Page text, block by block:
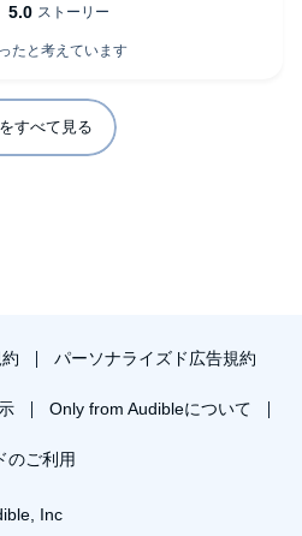
すべて見る
パーソナライズド広告規約
Only from Audibleについて
のご利用
Inc